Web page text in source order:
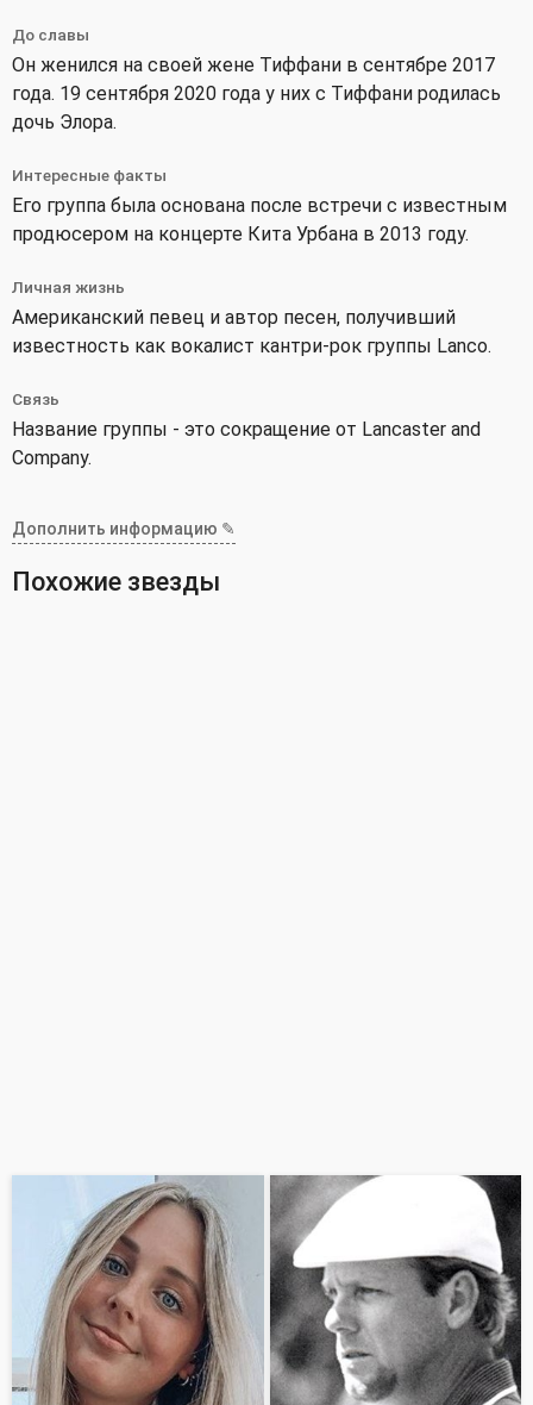
До славы
Он женился на своей жене Тиффани в сентябре 2017
года. 19 сентября 2020 года у них с Тиффани родилась
дочь Элора.
Интересные факты
Его группа была основана после встречи с известным
продюсером на концерте Кита Урбана в 2013 году.
Личная жизнь
Американский певец и автор песен, получивший
известность как вокалист кантри-рок группы Lanco.
Связь
Название группы - это сокращение от Lancaster and
Company.
Дополнить информацию ✎
Похожие звезды